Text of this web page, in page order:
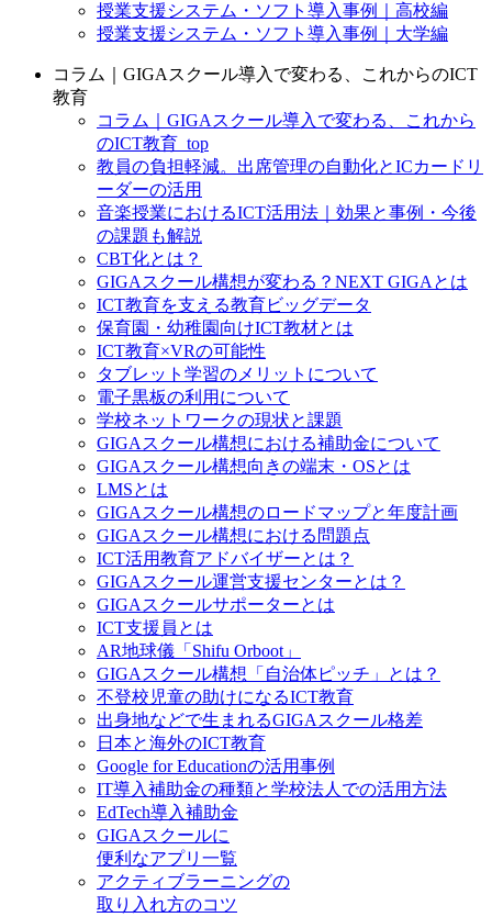
授業支援システム・ソフト導入事例｜高校編
授業支援システム・ソフト導入事例｜大学編
コラム｜GIGAスクール導入で変わる、これからのICT
教育
コラム｜GIGAスクール導入で変わる、これから
のICT教育_top
教員の負担軽減。出席管理の自動化とICカードリ
ーダーの活用
音楽授業におけるICT活用法｜効果と事例・今後
の課題も解説
CBT化とは？
GIGAスクール構想が変わる？NEXT GIGAとは
ICT教育を支える教育ビッグデータ
保育園・幼稚園向けICT教材とは
ICT教育×VRの可能性
タブレット学習のメリットについて
電子黒板の利用について
学校ネットワークの現状と課題
GIGAスクール構想における補助金について
GIGAスクール構想向きの端末・OSとは
LMSとは
GIGAスクール構想のロードマップと年度計画
GIGAスクール構想における問題点
ICT活用教育アドバイザーとは？
GIGAスクール運営支援センターとは？
GIGAスクールサポーターとは
ICT支援員とは
AR地球儀「Shifu Orboot」
GIGAスクール構想「自治体ピッチ」とは？
不登校児童の助けになるICT教育
出身地などで生まれるGIGAスクール格差
日本と海外のICT教育
Google for Educationの活用事例
IT導入補助金の種類と学校法人での活用方法
EdTech導入補助金
GIGAスクールに
便利なアプリ一覧
アクティブラーニングの
取り入れ方のコツ